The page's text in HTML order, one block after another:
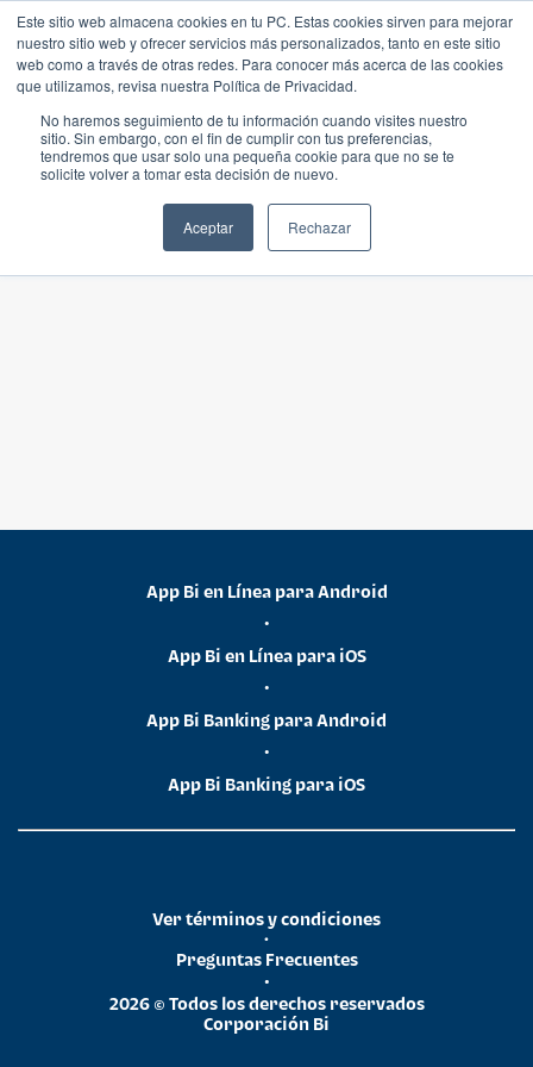
Este sitio web almacena cookies en tu PC. Estas cookies sirven para mejorar
nuestro sitio web y ofrecer servicios más personalizados, tanto en este sitio
web como a través de otras redes. Para conocer más acerca de las cookies
que utilizamos, revisa nuestra Política de Privacidad.
No haremos seguimiento de tu información cuando visites nuestro
sitio. Sin embargo, con el fin de cumplir con tus preferencias,
tendremos que usar solo una pequeña cookie para que no se te
solicite volver a tomar esta decisión de nuevo.
Aceptar Rechazar
App Bi en Línea para Android
•
App Bi en Línea para iOS
•
App Bi Banking para Android
•
App Bi Banking para iOS
2026 © Todos los derechos reservados
Corporación Bi
•
Preguntas Frecuentes
•
Ver términos y condiciones